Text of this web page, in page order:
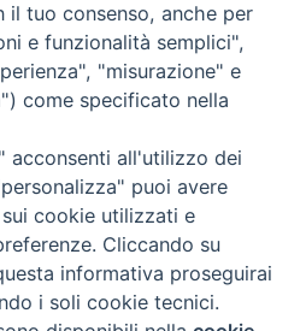
Patriarcato di Venezia
il tuo consenso, anche per
e funzionalità semplici",
"misurazione" e
come specificato nella
acconsenti all'utilizzo dei
puoi avere
cookie utilizzati e
Cliccando su
informativa proseguirai
i soli cookie tecnici.